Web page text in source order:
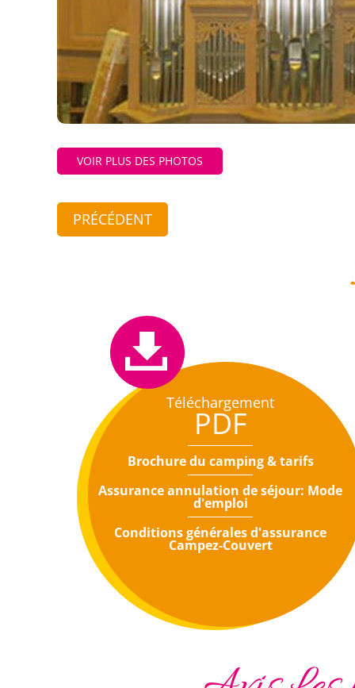
VOIR PLUS DES PHOTOS
PRÉCÉDENT
Téléchargement
PDF
Brochure du camping & tarifs
Assurance annulation de séjour: Mode
d'emploi
Conditions générales d'assurance
Campez-Couvert